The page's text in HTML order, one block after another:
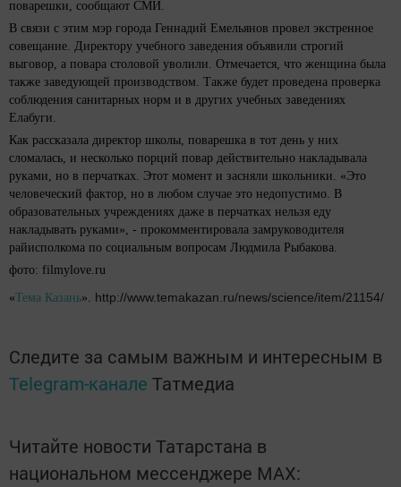
поварешки, сообщают СМИ.
В связи с этим мэр города Геннадий Емельянов провел экстренное
совещание. Директору учебного заведения объявили строгий
выговор, а повара столовой уволили. Отмечается, что женщина была
также заведующей производством. Также будет проведена проверка
соблюдения санитарных норм и в других учебных заведениях
Елабуги.
Как рассказала директор школы, поварешка в тот день у них
сломалась, и несколько порций повар действительно накладывала
руками, но в перчатках. Этот момент и засняли школьники. «Это
человеческий фактор, но в любом случае это недопустимо. В
образовательных учреждениях даже в перчатках нельзя еду
накладывать руками», - прокомментировала замруководителя
райисполкома по социальным вопросам Людмила Рыбакова.
фото: filmylove.ru
«Тема Казань». http://www.temakazan.ru/news/science/item/21154/
Следите за самым важным и интересным в
Telegram-канале Татмедиа
Читайте новости Татарстана в
национальном мессенджере MАХ: